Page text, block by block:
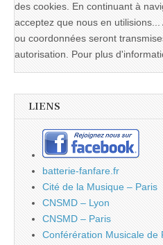
des cookies. En continuant à
acceptez que nous en
ou coordonnées seront
autorisation. Pour plus
LIENS
batterie-fanfare.fr
Cité de la Musique – Paris
CNSMD – Lyon
CNSMD – Paris
Conférération Musicale de